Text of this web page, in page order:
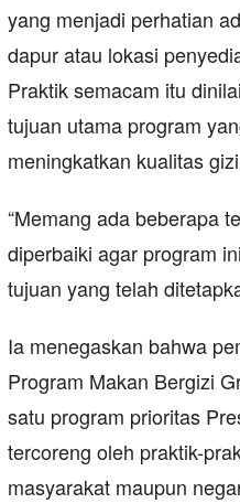
yang menjadi perhatian
dapur atau lokasi
Praktik semacam itu
tujuan utama program
meningkatkan kualitas
“Memang ada beberapa
diperbaiki agar program
tujuan yang telah
Ia menegaskan bahwa
Program Makan Bergizi
satu program prioritas
tercoreng oleh praktik-
masyarakat maupun